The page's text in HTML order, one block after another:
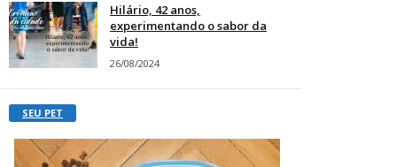
Hilário, 42 anos,
experimentando o sabor da
vida!
26/08/2024
SEU PET